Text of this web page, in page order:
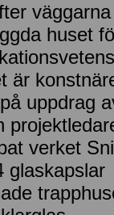
huset
är
uppdrag
verket
glaskapslar